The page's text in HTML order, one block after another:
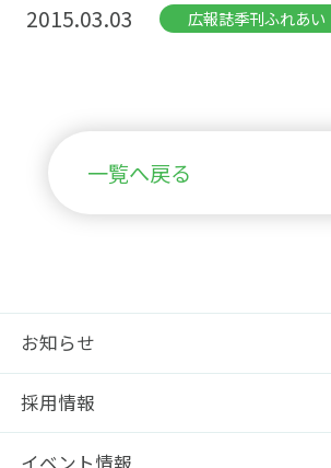
お知らせ
採用情報
イベント情報
2015.03.03 広報誌季刊ふれあい
一覧へ戻る